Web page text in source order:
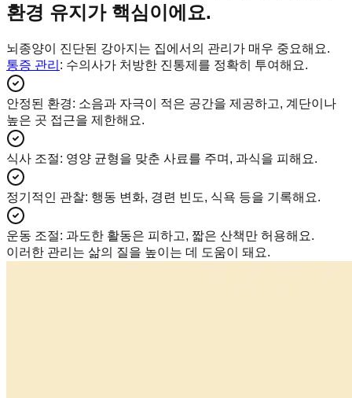
환경 유지가 핵심이에요.
뇌종양이 진단된 강아지는 집에서의 관리가 매우 중요해요.
통증 관리 : 수의사가 처방한 진통제를 정확히 투여해요.
안정된 환경: 소음과 자극이 적은 공간을 제공하고, 계단이나
높은 곳 접근을 제한해요.
식사 조절: 영양 균형을 맞춘 사료를 주며, 과식을 피해요.
정기적인 관찰: 행동 변화, 경련 빈도, 식욕 등을 기록해요.
운동 조절: 과도한 활동은 피하고, 짧은 산책만 허용해요.
이러한 관리는 삶의 질을 높이는 데 도움이 돼요.